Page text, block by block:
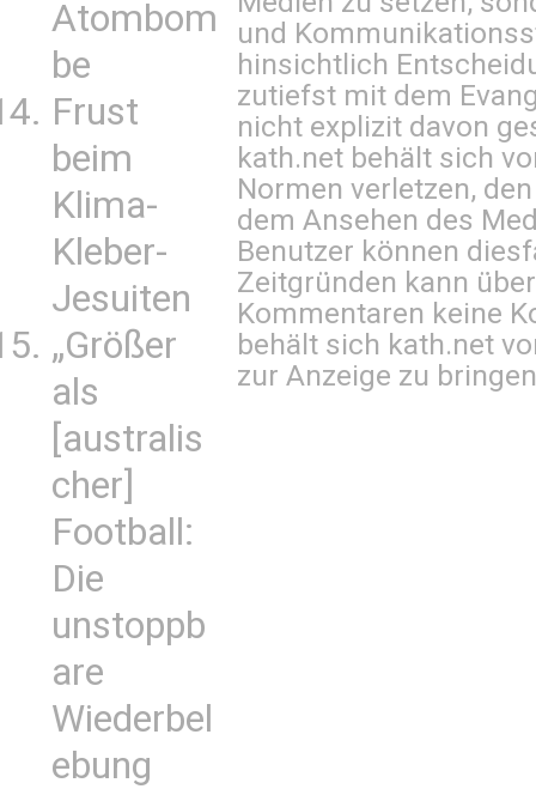
Atombom
be
Frust
beim
Klima-
Kleber-
Jesuiten
„Größer
als
[australis
cher]
Football:
Die
unstoppb
are
Wiederbel
ebung
und
hinsichtlich
zutiefst mit dem
nicht explizit davon
kath.net behält sich
Normen verletzen,
dem Ansehen des
Benutzer können
Zeitgründen kann
Kommentaren keine
behält sich kath.net
zur Anzeige zu